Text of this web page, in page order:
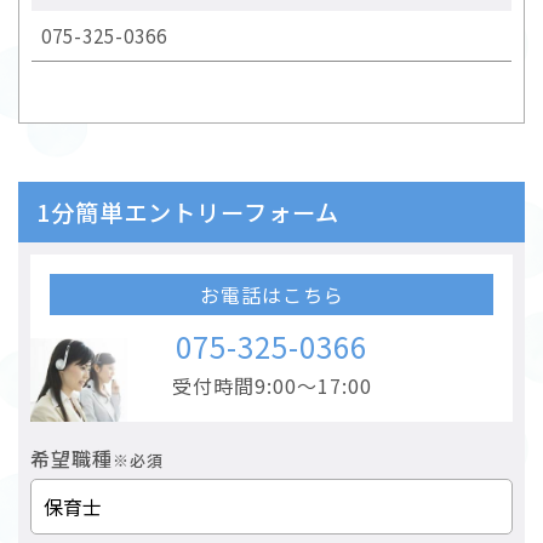
075-325-0366
1分簡単エントリーフォーム
お電話はこちら
075-325-0366
受付時間9:00～17:00
希望職種 ※必須